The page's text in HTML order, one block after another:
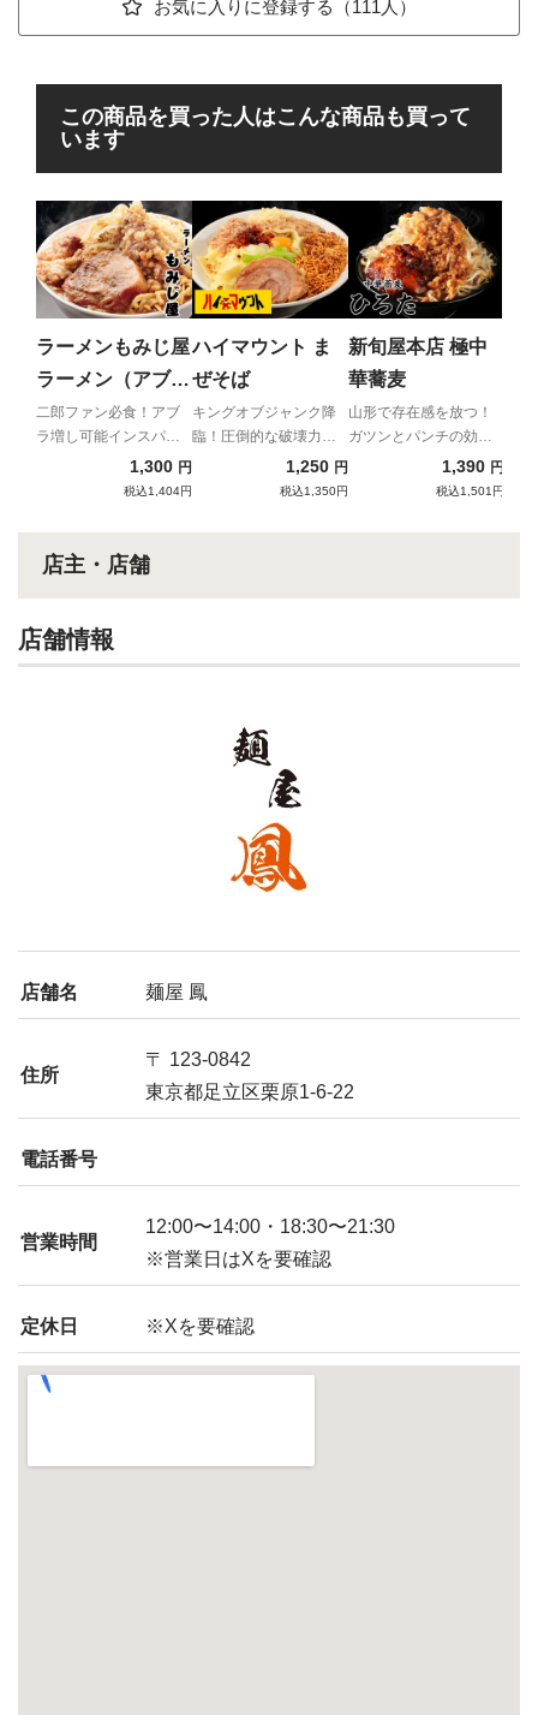
お気に入りに登録する（111人）
この商品を買った人はこんな商品も買って
います
ラーメンもみじ屋
ラーメン（アブラ
トッピング付）
二郎ファン必食！アブ
ラ増し可能インスパイ
1,300 円
税込1,404円
ハイマウント ま
ぜそば
キングオブジャンク降
臨！圧倒的な破壊力と
1,250 円
税込1,350円
新旬屋本店 極中
華蕎麦
山形で存在感を放つ！
ガツンとパンチの効い
た二郎インスパイアの
1,390 円
税込1,501円
店主・店舗
店舗情報
店舗名 麺屋 鳳
住所
〒 123-0842
東京都足立区栗原1-6-22
電話番号
営業時間
12:00〜14:00・18:30〜21:30
※営業日はXを要確認
定休日 ※Xを要確認